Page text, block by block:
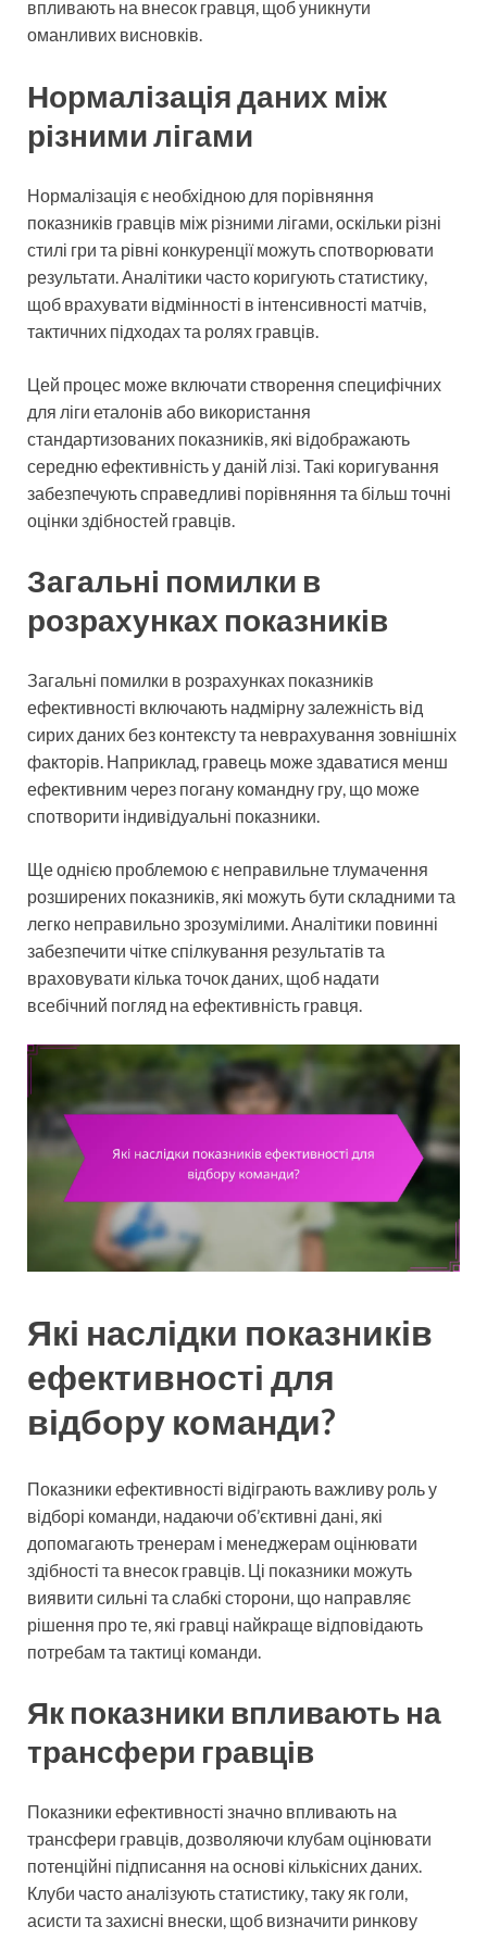
впливають на внесок гравця, щоб уникнути
оманливих висновків.
Нормалізація даних між
різними лігами
Нормалізація є необхідною для порівняння
показників гравців між різними лігами, оскільки різні
стилі гри та рівні конкуренції можуть спотворювати
результати. Аналітики часто коригують статистику,
щоб врахувати відмінності в інтенсивності матчів,
тактичних підходах та ролях гравців.
Цей процес може включати створення специфічних
для ліги еталонів або використання
стандартизованих показників, які відображають
середню ефективність у даній лізі. Такі коригування
забезпечують справедливі порівняння та більш точні
оцінки здібностей гравців.
Загальні помилки в
розрахунках показників
Загальні помилки в розрахунках показників
ефективності включають надмірну залежність від
сирих даних без контексту та неврахування зовнішніх
факторів. Наприклад, гравець може здаватися менш
ефективним через погану командну гру, що може
спотворити індивідуальні показники.
Ще однією проблемою є неправильне тлумачення
розширених показників, які можуть бути складними та
легко неправильно зрозумілими. Аналітики повинні
забезпечити чітке спілкування результатів та
враховувати кілька точок даних, щоб надати
всебічний погляд на ефективність гравця.
Які наслідки показників
ефективності для
відбору команди?
Показники ефективності відіграють важливу роль у
відборі команди, надаючи об’єктивні дані, які
допомагають тренерам і менеджерам оцінювати
здібності та внесок гравців. Ці показники можуть
виявити сильні та слабкі сторони, що направляє
рішення про те, які гравці найкраще відповідають
потребам та тактиці команди.
Як показники впливають на
трансфери гравців
Показники ефективності значно впливають на
трансфери гравців, дозволяючи клубам оцінювати
потенційні підписання на основі кількісних даних.
Клуби часто аналізують статистику, таку як голи,
асисти та захисні внески, щоб визначити ринкову